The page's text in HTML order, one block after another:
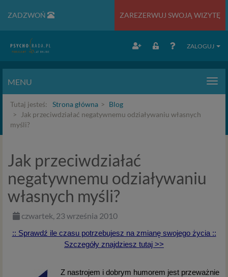
ZADZWOŃ ZAREZERWUJ SWOJĄ WIZYTĘ
ZALOGUJ
MENU
Tutaj jesteś: Strona główna
Blog
Jak przeciwdziałać negatywnemu odziaływaniu własnych
myśli?
Jak przeciwdziałać
negatywnemu odziaływaniu
własnych myśli?
czwartek, 23 września 2010
:: Sprawdź ile czasu potrzebujesz na zmianę swojego życia ::
Szczegóły znajdziesz tutaj >>
Z nastrojem i dobrym humorem jest przeważnie